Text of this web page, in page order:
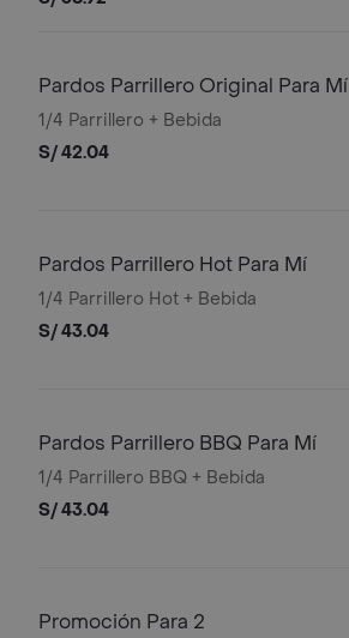
Pardos Parrillero Original Para Mí
1/4 Parrillero + Bebida
S/ 42.04
Pardos Parrillero Hot Para Mí
1/4 Parrillero Hot + Bebida
S/ 43.04
Pardos Parrillero BBQ Para Mí
1/4 Parrillero BBQ + Bebida
S/ 43.04
Promoción Para 2